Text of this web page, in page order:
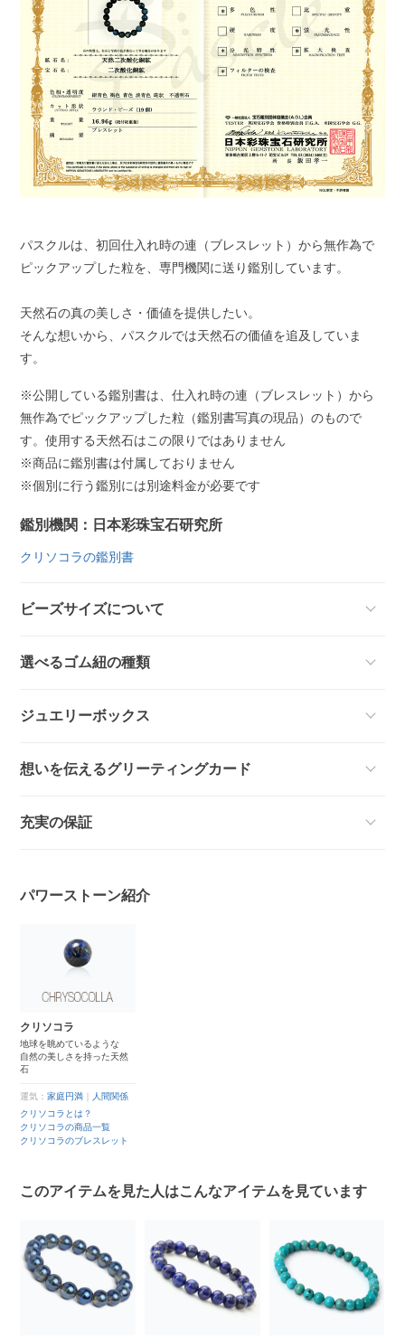
パスクルは、初回仕入れ時の連（ブレスレット）から無作為で
ピックアップした粒を、専門機関に送り鑑別しています。
天然石の真の美しさ・価値を提供したい。
そんな想いから、パスクルでは天然石の価値を追及していま
す。
※公開している鑑別書は、仕入れ時の連（ブレスレット）から
無作為でピックアップした粒（鑑別書写真の現品）のもので
す。使用する天然石はこの限りではありません
※商品に鑑別書は付属しておりません
※個別に行う鑑別には別途料金が必要です
鑑別機関：日本彩珠宝石研究所
クリソコラの鑑別書
ビーズサイズについて
選べるゴム紐の種類
ジュエリーボックス
想いを伝えるグリーティングカード
充実の保証
パワーストーン紹介
クリソコラ
地球を眺めているような
自然の美しさを持った天然
石
運気：家庭円満
人間関係
クリソコラとは？
クリソコラの商品一覧
クリソコラのブレスレット
このアイテムを見た人はこんなアイテムを見ています